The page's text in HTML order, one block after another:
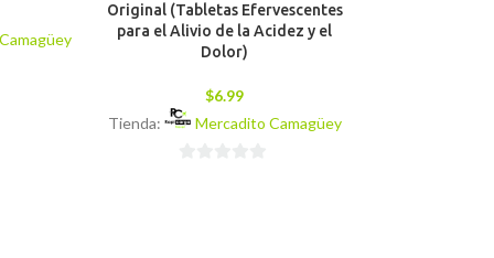
Original (Tabletas Efervescentes
para el Alivio de la Acidez y el
Dolor)
$6.99
Tienda:
Mercadito Camagüey